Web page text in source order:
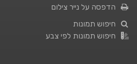
הדפסה על נייר צילום
חיפוש תמונות
חיפוש תמונות לפי צבע